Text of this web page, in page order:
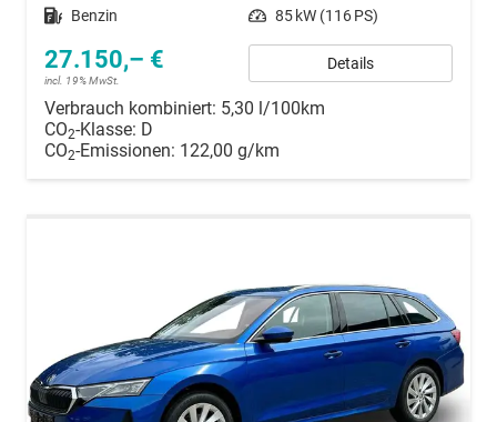
Kraftstoff Benzin Leistung 85 kW (116 PS)
27.150,– €
incl. 19% MwSt.
Details
Verbrauch kombiniert: 5,30 l/100km
CO2-Klasse: D
CO2-Emissionen: 122,00 g/km